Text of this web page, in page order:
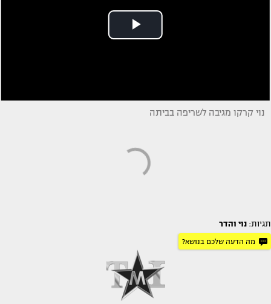
נוי קרקו מגיבה לשריפה בביתה
תגיות: נוי והדר
מה הדעה שלכם בנושא?